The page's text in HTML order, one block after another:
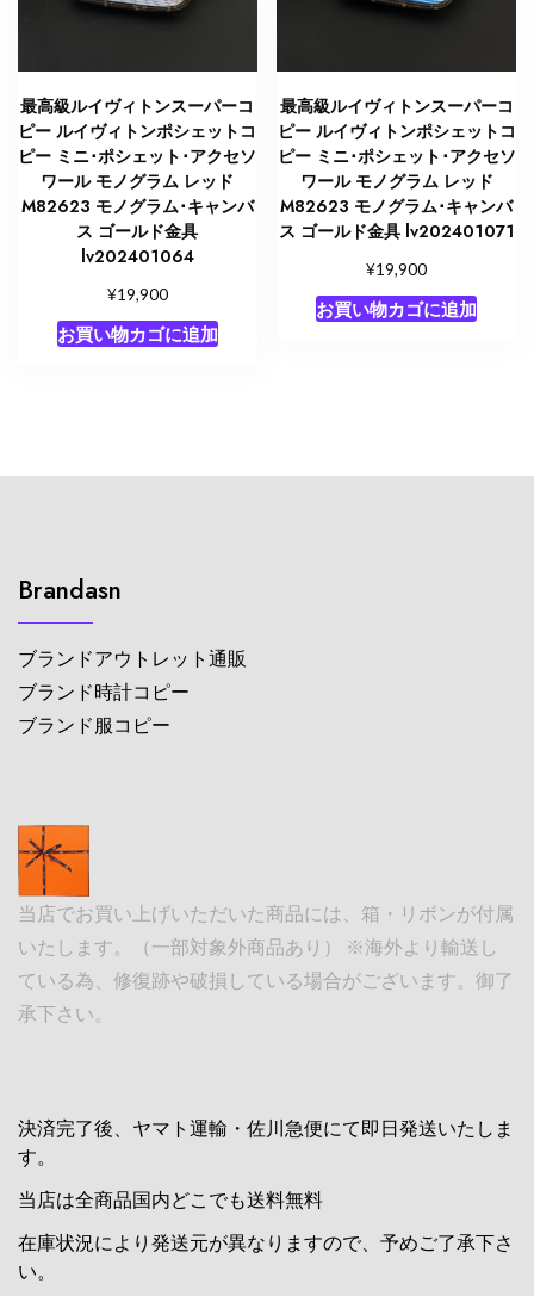
個
最高級ルイヴィトンスーパーコ
ピー ルイヴィトンポシェットコ
ピー ミニ･ポシェット･アクセソ
ワール モノグラム レッド
M82623 モノグラム･キャンバ
ス ゴールド金具
lv202401064
¥19,900
お買い物カゴに追加
最高級ルイヴィトンスーパーコ
ピー ルイヴィトンポシェットコ
ピー ミニ･ポシェット･アクセソ
ワール モノグラム レッド
M82623 モノグラム･キャンバ
ス ゴールド金具 lv202401071
¥19,900
お買い物カゴに追加
Brandasn
ブランドアウトレット通販
ブランド時計コピー
ブランド服コピー
当店でお買い上げいただいた商品には、箱・リボンが付属
いたします。（一部対象外商品あり） ※海外より輸送し
ている為、修復跡や破損している場合がございます。御了
承下さい。
決済完了後、ヤマト運輸・佐川急便にて即日発送いたしま
す。
当店は全商品国内どこでも送料無料
在庫状況により発送元が異なりますので、予めご了承下さ
い。